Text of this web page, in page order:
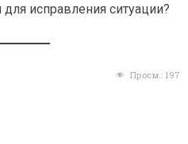
исправления ситуации?
Просм.: 197